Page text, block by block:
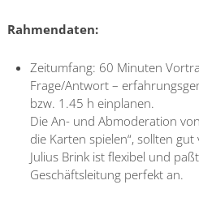
Rahmendaten:
Zeitumfang: 60 Minuten
Frage/Antwort –
bzw. 1.45 h einplanen.
Die An- und Abmoderation
die Karten spielen“, sollten
Julius Brink ist flexibel und
Geschäftsleitung perfekt an.